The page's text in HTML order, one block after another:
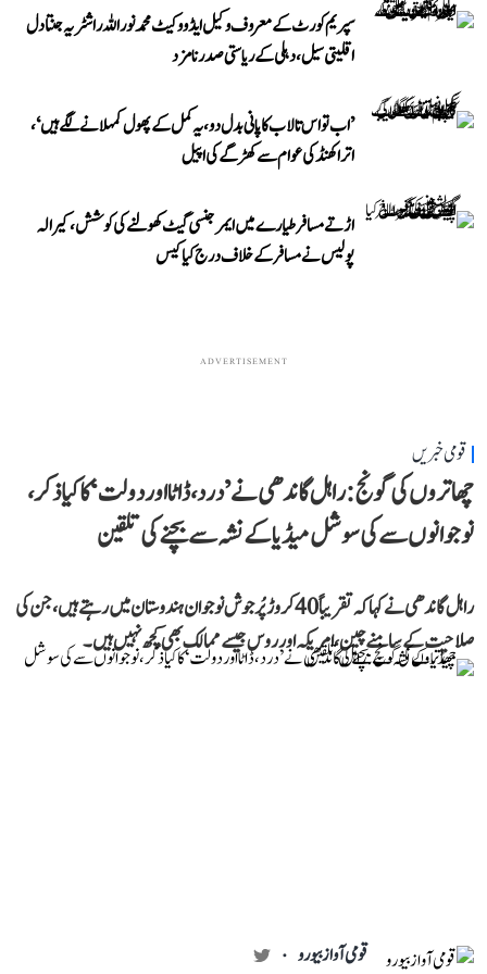
سپریم کورٹ کے معروف وکیل ایڈووکیٹ محمد نور اللہ راشٹریہ جنتا دل
اقلیتی سیل، دہلی کے ریاستی صدر نامزد
’اب تو اس تالاب کا پانی بدل دو، یہ کمل کے پھول کمہلانے لگے ہیں‘،
اتراکھنڈ کی عوام سے کھڑگے کی اپیل
اڑتے مسافر طیارے میں ایمرجنسی گیٹ کھولنے کی کوشش، کیرالہ
پولیس نے مسافر کے خلاف درج کیا کیس
ADVERTISEMENT
قومی خبریں
چھاتروں کی گونج: راہل گاندھی نے ’درد، ڈاٹا اور دولت‘ کا کیا ذکر،
نوجوانوں سے کی سوشل میڈیا کے نشہ سے بچنے کی تلقین
راہل گاندھی نے کہا کہ تقریباً 40 کروڑ پُرجوش نوجوان ہندوستان میں رہتے ہیں، جن کی
صلاحیت کے سامنے چین، امریکہ اور روس جیسے ممالک بھی کچھ نہیں ہیں۔
قومی آواز بیورو